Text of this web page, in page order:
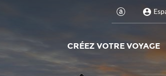
CRÉEZ VOTRE VOYAGE